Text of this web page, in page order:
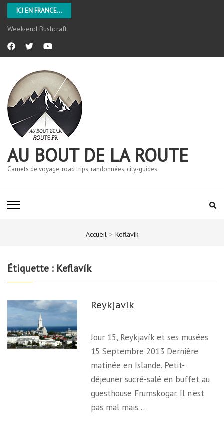
ICI EN FRANCE...
Week-end Bushcraft
AU BOUT DE LA ROUTE
Carnets de voyage, road trips, randonnées, city-guides
Accueil > Keflavík
Étiquette : Keflavík
Reykjavík
Jour 15, Reykjavík et ses musées
15 Septembre 2013 Dernière
matinée en Islande. Petit-
déjeuner sucré-salé en buffet au
guesthouse Frumskogar. Il n'est
pas mal mais…